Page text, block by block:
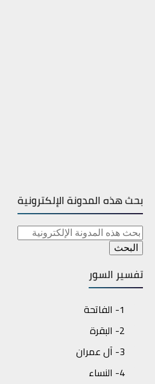
بحث هذه المدونة الإلكترونية
تفسير السور
1- الفاتحة
2- البقرة
3- آل عمران
4- النساء